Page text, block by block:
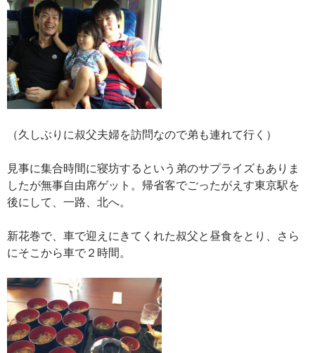
（久しぶりに叔父夫婦を訪問なので弟も連れて行く）
見事に集合時間に寝坊するという弟のサプライズもありま
したが無事自由席ゲット。帰省客でごったがえす東京駅を
後にして、一路、北へ。
新花巻で、車で迎えにきてくれた叔父と昼食をとり、さら
にそこから車で２時間。